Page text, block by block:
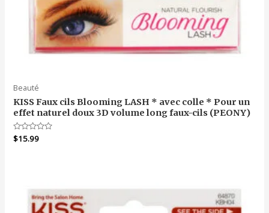
Beauté
KISS Faux cils Blooming LASH * avec colle * Pour un
effet naturel doux 3D volume long faux-cils (PEONY)
Note
0
$15.99